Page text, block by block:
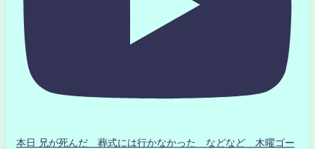
本日 兄が死んだ 葬式には行かなかった などなど 木曜ゴー